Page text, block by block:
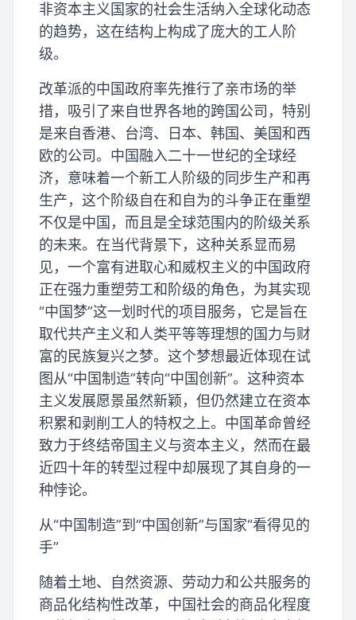
非资本主义国家的社会生活纳入全球化动态
的趋势，这在结构上构成了庞大的工人阶
级。
改革派的中国政府率先推行了亲市场的举
措，吸引了来自世界各地的跨国公司，特别
是来自香港、台湾、日本、韩国、美国和西
欧的公司。中国融入二十一世纪的全球经
济，意味着一个新工人阶级的同步生产和再
生产，这个阶级自在和自为的斗争正在重塑
不仅是中国，而且是全球范围内的阶级关系
的未来。在当代背景下，这种关系显而易
见，一个富有进取心和威权主义的中国政府
正在强力重塑劳工和阶级的角色，为其实现
“中国梦”这一划时代的项目服务，它是旨在
取代共产主义和人类平等等理想的国力与财
富的民族复兴之梦。这个梦想最近体现在试
图从“中国制造”转向“中国创新”。这种资本
主义发展愿景虽然新颖，但仍然建立在资本
积累和剥削工人的特权之上。中国革命曾经
致力于终结帝国主义与资本主义，然而在最
近四十年的转型过程中却展现了其自身的一
种悖论。
从“中国制造”到“中国创新”与国家“看得见的
手”
随着土地、自然资源、劳动力和公共服务的
商品化结构性改革，中国社会的商品化程度